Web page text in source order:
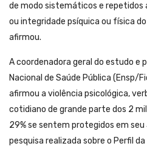
de modo sistemáticos e
ou integridade psíquica ou física
afirmou.
A coordenadora geral do estudo e
Nacional de Saúde Pública (Ensp/
afirmou a violência psicológica,
cotidiano de grande parte dos 2
29% se sentem protegidos em
pesquisa realizada sobre o Perfil